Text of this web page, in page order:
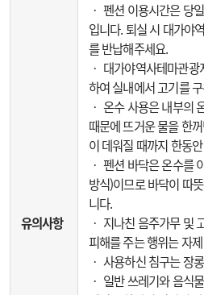
유의사항
‧ 펜션 이용시간은 당
입니다. 퇴실 시 대가야
를 반납해주세요.
‧ 대가야역사테마관광
하여 실내에서 고기를
‧ 온수 사용은 내부의
때문에 뜨거운 물을 한
이 데워질 때까지 한동
‧ 펜션 바닥은 온수를
방식)이므로 바닥이 따
니다.
‧ 지나친 음주가무 및
피해를 주는 행위는 자
‧ 사용하신 침구는 장
‧ 일반 쓰레기와 음식